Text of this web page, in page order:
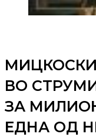
ВО
ЗА
ЕДНА ОД